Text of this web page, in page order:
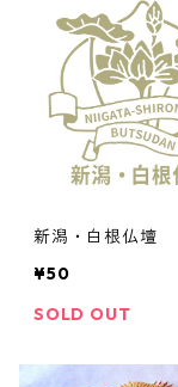
新潟・白根仏壇
¥50
SOLD OUT